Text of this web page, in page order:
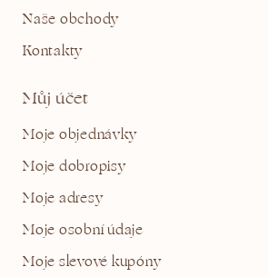
Naše obchody
Kontakty
Můj účet
Moje objednávky
Moje dobropisy
Moje adresy
Moje osobní údaje
Moje slevové kupóny